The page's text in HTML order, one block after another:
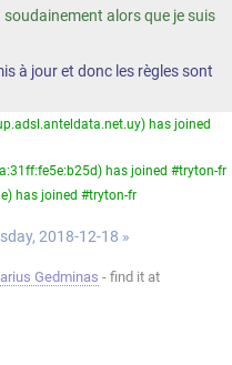
alors que je suis
à jour et donc les règles sont
has joined
has joined #tryton-fr
has joined #tryton-fr
2018-12-18 »
Gedminas - find it at